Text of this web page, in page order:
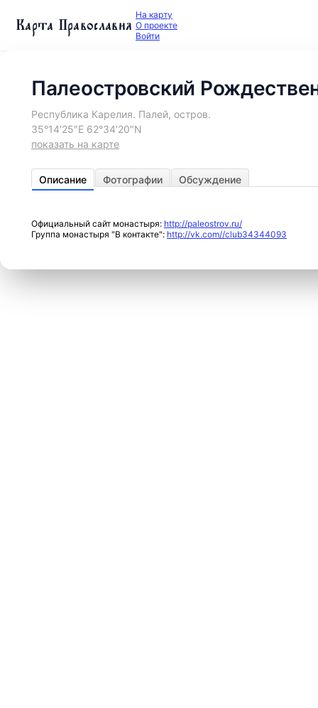
Карта Православия На карту
О проекте
Войти
Палеостровский
Республика Карелия. Палей, остров.
35°14′25″E 62°34′20″N
показать на карте
Описание Фотографии Обсуждение
Официальный сайт монастыря: http://paleostrov.ru/
Группа монастыря "В контакте": http://vk.com//club34344093